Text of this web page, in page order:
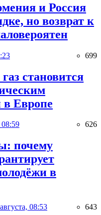
и Россия
но возврат к
699
становится
Европе
08:59 626
почему
в
08:53 643